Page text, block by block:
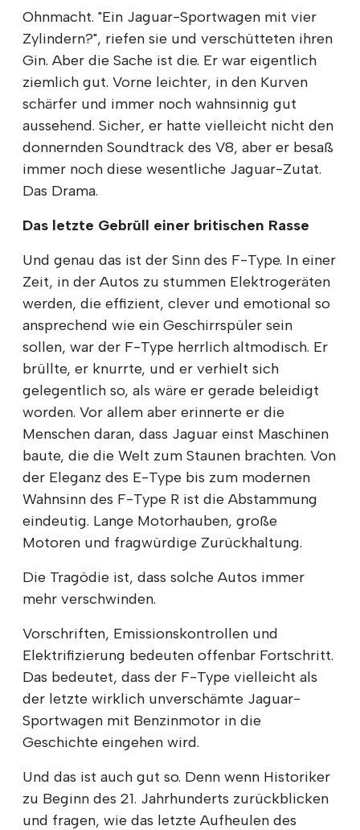
Ohnmacht. "Ein Jaguar-Sportwagen mit vier
Zylindern?", riefen sie und verschütteten ihren
Gin. Aber die Sache ist die. Er war eigentlich
ziemlich gut. Vorne leichter, in den Kurven
schärfer und immer noch wahnsinnig gut
aussehend. Sicher, er hatte vielleicht nicht den
donnernden Soundtrack des V8, aber er besaß
immer noch diese wesentliche Jaguar-Zutat.
Das Drama.
Das letzte Gebrüll einer britischen Rasse
Und genau das ist der Sinn des F-Type. In einer
Zeit, in der Autos zu stummen Elektrogeräten
werden, die effizient, clever und emotional so
ansprechend wie ein Geschirrspüler sein
sollen, war der F-Type herrlich altmodisch. Er
brüllte, er knurrte, und er verhielt sich
gelegentlich so, als wäre er gerade beleidigt
worden. Vor allem aber erinnerte er die
Menschen daran, dass Jaguar einst Maschinen
baute, die die Welt zum Staunen brachten. Von
der Eleganz des E-Type bis zum modernen
Wahnsinn des F-Type R ist die Abstammung
eindeutig. Lange Motorhauben, große
Motoren und fragwürdige Zurückhaltung.
Die Tragödie ist, dass solche Autos immer
mehr verschwinden.
Vorschriften, Emissionskontrollen und
Elektrifizierung bedeuten offenbar Fortschritt.
Das bedeutet, dass der F-Type vielleicht als
der letzte wirklich unverschämte Jaguar-
Sportwagen mit Benzinmotor in die
Geschichte eingehen wird.
Und das ist auch gut so. Denn wenn Historiker
zu Beginn des 21. Jahrhunderts zurückblicken
und fragen, wie das letzte Aufheulen des